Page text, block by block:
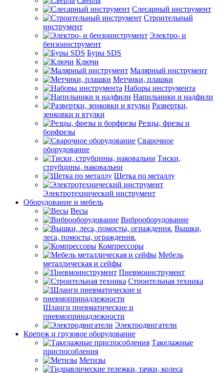
Слесарный инструмент
Строительный
инструмент
Электро- и
бензоинструмент
Буры SDS
Ключи
Малярный инструмент
Метчики, плашки
Наборы инструмента
Напильники и надфили
Развертки,
зенковки и втулки
Резцы, фрезы и
борфрезы
Сварочное
оборудование
Тиски,
струбцины, наковальни
Щетка по металлу
Электротехнический инструмент
Оборудование и мебель
Весы
Виброоборудование
Вышки,
леса, помосты, ограждения.
Компрессоры
Мебель
металлическая и сейфы
Пневмоинструмент
Строительная техника
Шланги пневматические и
пневмопринадлежности
Электродвигатели
Крепеж и грузовое оборудование
Такелажные
приспособления
Метизы